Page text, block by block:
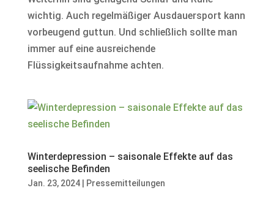
wichtig. Auch regelmäßiger Ausdauersport kann
vorbeugend guttun. Und schließlich sollte man
immer auf eine ausreichende
Flüssigkeitsaufnahme achten.
Winterdepression – saisonale Effekte auf das
seelische Befinden
Jan. 23, 2024| Pressemitteilungen